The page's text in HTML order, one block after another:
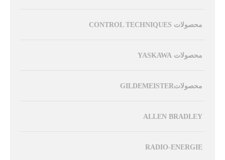
محصولات CONTROL TECHNIQUES
محصولات YASKAWA
محصولاتGILDEMEISTER
ALLEN BRADLEY
RADIO-ENERGIE